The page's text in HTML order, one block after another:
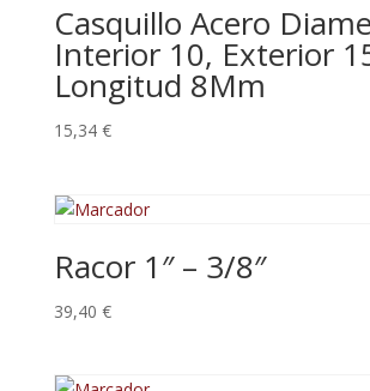
Casquillo Acero
Interior 10, Exterior
Longitud 8Mm
15,34 €
Racor 1″ – 3/8″
39,40 €